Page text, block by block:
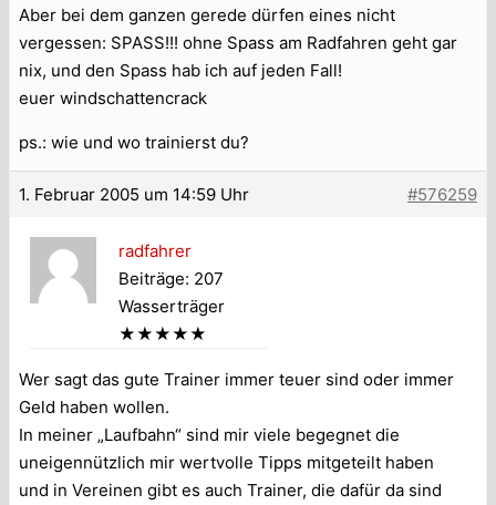
Aber bei dem ganzen gerede dürfen eines nicht
vergessen: SPASS!!! ohne Spass am Radfahren geht gar
nix, und den Spass hab ich auf jeden Fall!
euer windschattencrack
ps.: wie und wo trainierst du?
1. Februar 2005 um 14:59 Uhr #576259
radfahrer
Beiträge: 207
Wasserträger
★★★★★
Wer sagt das gute Trainer immer teuer sind oder immer
Geld haben wollen.
In meiner „Laufbahn“ sind mir viele begegnet die
uneigennützlich mir wertvolle Tipps mitgeteilt haben
und in Vereinen gibt es auch Trainer, die dafür da sind